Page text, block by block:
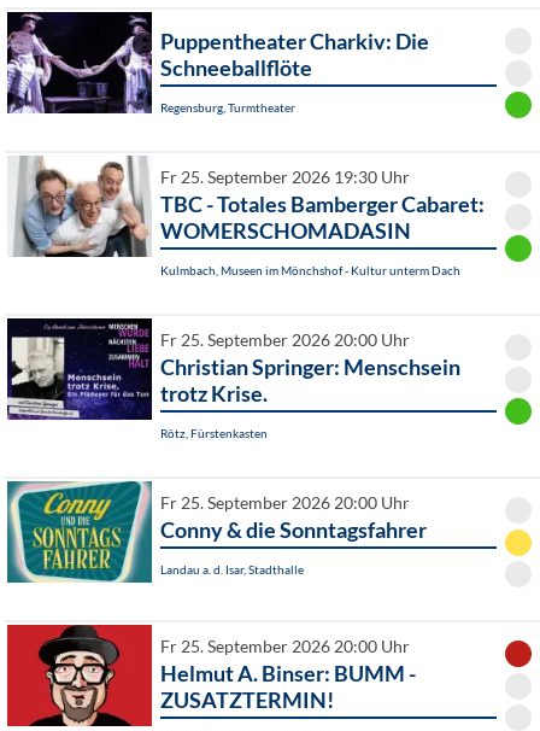
Puppentheater Charkiv: Die
Schneeballflöte
Regensburg, Turmtheater
Fr 25. September 2026 19:30 Uhr
TBC - Totales Bamberger Cabaret:
WOMERSCHOMADASIN
Kulmbach, Museen im Mönchshof - Kultur unterm Dach
Fr 25. September 2026 20:00 Uhr
Christian Springer: Menschsein
trotz Krise.
Rötz, Fürstenkasten
Fr 25. September 2026 20:00 Uhr
Conny & die Sonntagsfahrer
Landau a. d. Isar, Stadthalle
Fr 25. September 2026 20:00 Uhr
Helmut A. Binser: BUMM -
ZUSATZTERMIN!